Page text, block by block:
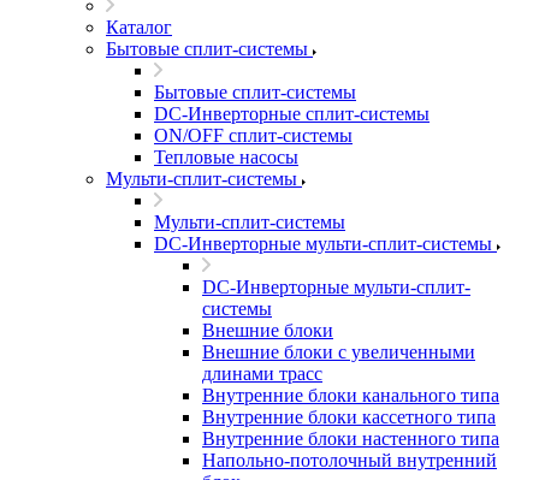
Каталог
Бытовые сплит-системы
Бытовые сплит-системы
DC-Инверторные сплит-системы
ON/OFF сплит-системы
Тепловые насосы
Мульти-сплит-системы
Мульти-сплит-системы
DC-Инверторные мульти-сплит-системы
DC-Инверторные мульти-сплит-
системы
Внешние блоки
Внешние блоки с увеличенными
длинами трасс
Внутренние блоки канального типа
Внутренние блоки кассетного типа
Внутренние блоки настенного типа
Напольно-потолочный внутренний